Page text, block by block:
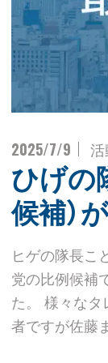
2025/7/9 活
ひげの
候補）
ヒゲの隊長こ
党の比例候補
た。 様々なタ
者ですが佐藤